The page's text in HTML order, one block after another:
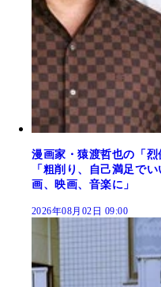
漫画家・猿渡哲也の「
「粗削り、自己満足で
画、映画、音楽に」
2026年08月02日 09:00